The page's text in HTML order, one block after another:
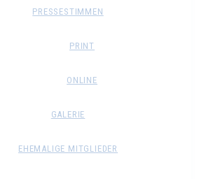
PRESSESTIMMEN
PRINT
ONLINE
GALERIE
EHEMALIGE MITGLIEDER